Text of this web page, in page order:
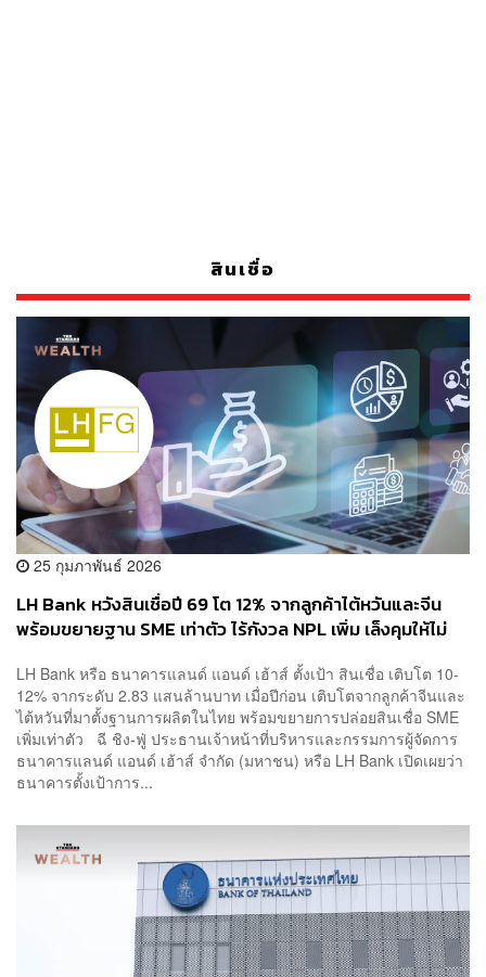
สินเชื่อ
25 กุมภาพันธ์ 2026
LH Bank หวังสินเชื่อปี 69 โต 12% จากลูกค้าไต้หวันและจีน
พร้อมขยายฐาน SME เท่าตัว ไร้กังวล NPL เพิ่ม เล็งคุมให้ไม่
LH Bank หรือ ธนาคารแลนด์ แอนด์ เฮ้าส์ ตั้งเป้า สินเชื่อ เติบโต 10-
12% จากระดับ 2.83 แสนล้านบาท เมื่อปีก่อน เติบโตจากลูกค้าจีนและ
ไต้หวันที่มาตั้งฐานการผลิตในไทย พร้อมขยายการปล่อยสินเชื่อ SME
เพิ่มเท่าตัว ฉี ชิง-ฟู่ ประธานเจ้าหน้าที่บริหารและกรรมการผู้จัดการ
ธนาคารแลนด์ แอนด์ เฮ้าส์ จำกัด (มหาชน) หรือ LH Bank เปิดเผยว่า
ธนาคารตั้งเป้าการ...